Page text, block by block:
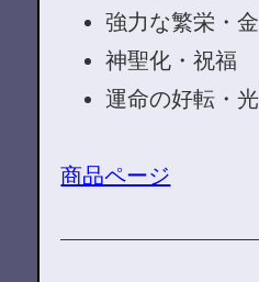
強力な繁栄・
神聖化・祝福
運命の好転・
商品ページ